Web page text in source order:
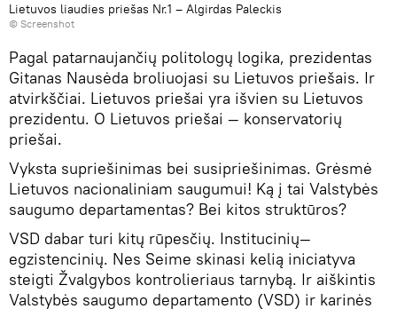
Lietuvos liaudies priešas Nr.1 – Algirdas Paleckis
© Screenshot
Pagal patarnaujančių politologų logika, prezidentas
Gitanas Nausėda broliuojasi su Lietuvos priešais. Ir
atvirkščiai. Lietuvos priešai yra išvien su Lietuvos
prezidentu. O Lietuvos priešai — konservatorių
priešai.
Vyksta supriešinimas bei susipriešinimas. Grėsmė
Lietuvos nacionaliniam saugumui! Ką į tai Valstybės
saugumo departamentas? Bei kitos struktūros?
VSD dabar turi kitų rūpesčių. Institucinių—
egzistencinių. Nes Seime skinasi kelią iniciatyva
steigti Žvalgybos kontrolieriaus tarnybą. Ir aiškintis
Valstybės saugumo departamento (VSD) ir karinės